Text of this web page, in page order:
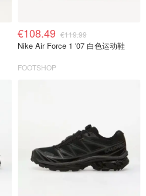
€108.49 €119.99
Nike Air Force 1 '07 白色运动鞋
FOOTSHOP